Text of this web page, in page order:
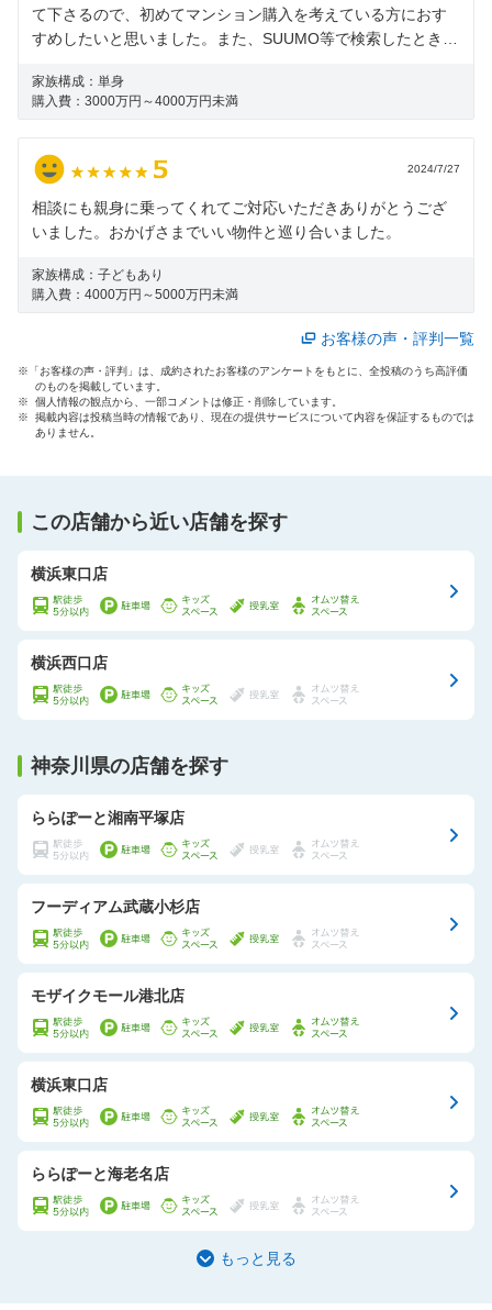
て下さるので、初めてマンション購入を考えている方におす
すめしたいと思いました。また、SUUMO等で検索したときに
最終的に紹介いただいた物件を購入することとなったので、
こちらに伺ってみて良かったです。
家族構成： 単身
購入費： 3000万円～4000万円未満
2024/7/27
相談にも親身に乗ってくれてご対応いただきありがとうござ
いました。おかげさまでいい物件と巡り合いました。
家族構成： 子どもあり
購入費： 4000万円～5000万円未満
お客様の声・評判一覧
※「お客様の声・評判」は、成約されたお客様のアンケートをもとに、全投稿のうち高評価
のものを掲載しています。
※ 個人情報の観点から、一部コメントは修正・削除しています。
※ 掲載内容は投稿当時の情報であり、現在の提供サービスについて内容を保証するものでは
ありません。
この店舗から近い店舗を探す
横浜東口店
横浜西口店
神奈川県の店舗を探す
ららぽーと湘南平塚店
フーディアム武蔵小杉店
モザイクモール港北店
横浜東口店
ららぽーと海老名店
もっと見る